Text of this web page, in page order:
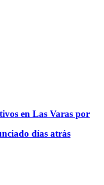
en Las Varas por
días atrás